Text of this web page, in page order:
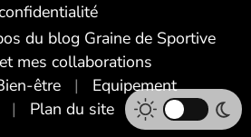
du blog Graine de Sportive
mes collaborations
être
Equipement
Plan du site